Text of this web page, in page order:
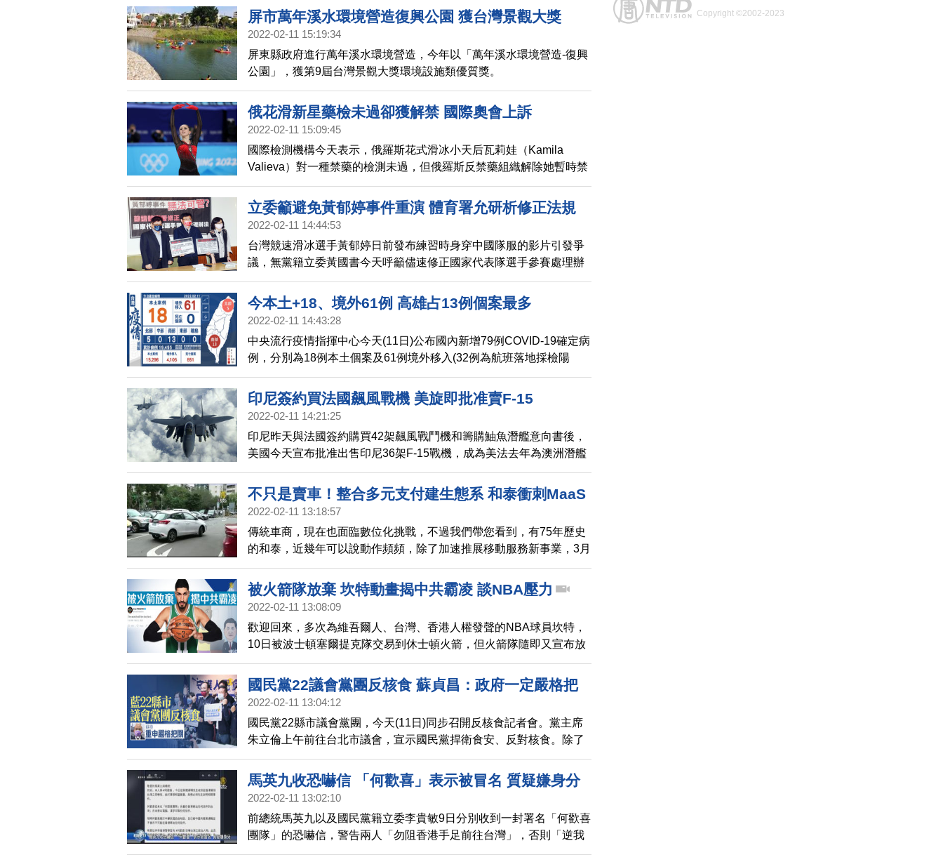
屏市萬年溪水環境營造復興公園 獲台灣景觀大獎
2022-02-11 15:19:34
屏東縣政府進行萬年溪水環境營造，今年以「萬年溪水環境營造-復興
公園」，獲第9屆台灣景觀大獎環境設施類優質獎。
俄花滑新星藥檢未過卻獲解禁 國際奧會上訴
2022-02-11 15:09:45
國際檢測機構今天表示，俄羅斯花式滑冰小天后瓦莉娃（Kamila
Valieva）對一種禁藥的檢測未過，但俄羅斯反禁藥組織解除她暫時禁
賽的懲處，國際奧會將提出上訴。
立委籲避免黃郁婷事件重演 體育署允研析修正法規
2022-02-11 14:44:53
台灣競速滑冰選手黃郁婷日前發布練習時身穿中國隊服的影片引發爭
議，無黨籍立委黃國書今天呼籲儘速修正國家代表隊選手參賽處理辦
法，建立處理機制。對此，體育署回應，虛心檢討，研析修正法規。
今本土+18、境外61例 高雄占13例個案最多
2022-02-11 14:43:28
中央流行疫情指揮中心今天(11日)公布國內新增79例COVID-19確定病
例，分別為18例本土個案及61例境外移入(32例為航班落地採檢陽
性)；另確診個案中無新增死亡。
印尼簽約買法國飆風戰機 美旋即批准賣F-15
2022-02-11 14:21:25
印尼昨天與法國簽約購買42架飆風戰鬥機和籌購鮋魚潛艦意向書後，
美國今天宣布批准出售印尼36架F-15戰機，成為美法去年為澳洲潛艦
軍購生隙後，在亞太的又一競逐。
不只是賣車！整合多元支付建生態系 和泰衝刺MaaS
事業
2022-02-11 13:18:57
傳統車商，現在也面臨數位化挑戰，不過我們帶您看到，有75年歷史
的和泰，近幾年可以說動作頻頻，除了加速推展移動服務新事業，3月
還將開設商城，跨足線上購物，目標建構生態圈，鎖定商機更加龐大
的，移動生活市場。
被火箭隊放棄 坎特動畫揭中共霸凌 談NBA壓力
2022-02-11 13:08:09
歡迎回來，多次為維吾爾人、台灣、香港人權發聲的NBA球員坎特，
10日被波士頓塞爾提克隊交易到休士頓火箭，但火箭隊隨即又宣布放
棄他。對此，坎特在最新專訪中，透露他在NBA所受到的壓力。
國民黨22議會黨團反核食 蘇貞昌：政府一定嚴格把
關
2022-02-11 13:04:12
國民黨22縣市議會黨團，今天(11日)同步召開反核食記者會。黨主席
朱立倫上午前往台北市議會，宣示國民黨捍衛食安、反對核食。除了
訂定更嚴格地方自治條例，也要明訂學校衛生法，不讓核食進入校
園。
馬英九收恐嚇信 「何歡喜」表示被冒名 質疑嫌身分
2022-02-11 13:02:10
前總統馬英九以及國民黨籍立委李貴敏9日分別收到一封署名「何歡喜
團隊」的恐嚇信，警告兩人「勿阻香港手足前往台灣」，否則「逆我
者死」。陸委會10日回應表示，現在已經由警政機關積極偵辦中，政
Copyright ©2002-2023